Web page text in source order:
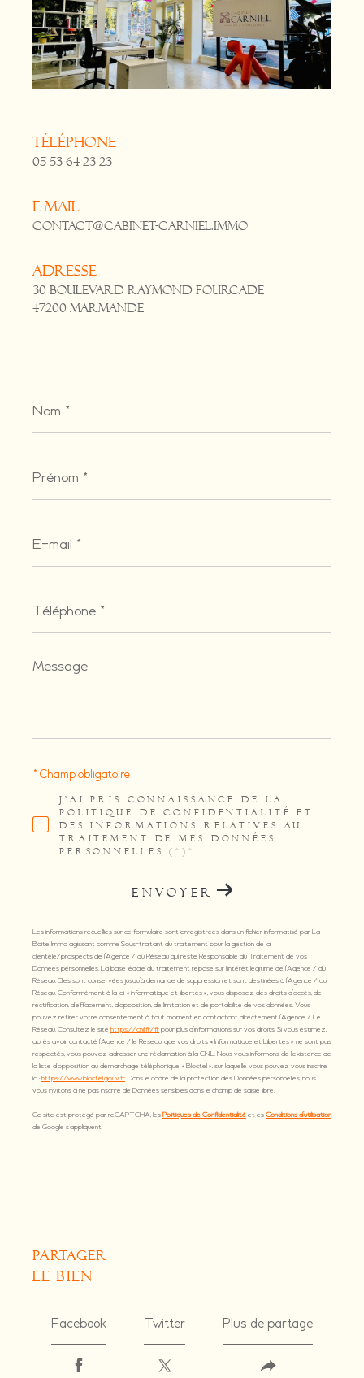
Téléphone
05 53 64 23 23
E-mail
contact@cabinet-carniel.immo
Adresse
30 Boulevard Raymond Fourcade
47200 Marmande
*
*
mail
*
*
Message
*
J'AI PRIS CONNAISSANCE DE LA
POLITIQUE DE CONFIDENTIALITÉ ET
DES INFORMATIONS RELATIVES AU
TRAITEMENT DE MES DONNÉES
PERSONNELLES (*)*
* Champ obligatoire
ENVOYER
Les informations recueillies sur ce formulaire sont enregistrées dans un fichier informatisé par La
Boite Immo agissant comme Sous-traitant du traitement pour la gestion de la
clientèle/prospects de l'Agence / du Réseau qui reste Responsable du Traitement de vos
Données personnelles. La base légale du traitement repose sur l'intérêt légitime de l'Agence / du
Réseau. Elles sont conservées jusqu'à demande de suppression et sont destinées à l'Agence / au
Réseau. Conformément à la loi « informatique et libertés », vous disposez des droits d’accès, de
rectification, d’effacement, d’opposition, de limitation et de portabilité de vos données. Vous
pouvez retirer votre consentement à tout moment en contactant directement l’Agence / Le
Réseau. Consultez le site https://cnil.fr/frpour plus d’informations sur vos droits. Si vous estimez,
après avoir contacté l'Agence / le Réseau, que vos droits « Informatique et Libertés » ne sont pas
respectés, vous pouvez adresser une réclamation à la CNIL. Nous vous informons de l’existence de
la liste d'opposition au démarchage téléphonique « Bloctel », sur laquelle vous pouvez vous inscrire
ici :https://www.bloctel.gouv.fr. Dans le cadre de la protection des Données personnelles, nous
vous invitons à ne pas inscrire de Données sensibles dans le champ de saisie libre.
Ce site est protégé par reCAPTCHA, lesPolitiques de Confidentialitéet esConditions d'utilisation
de Google s'appliquent.
partager
le bien
Facebook Twitter Plus de partage